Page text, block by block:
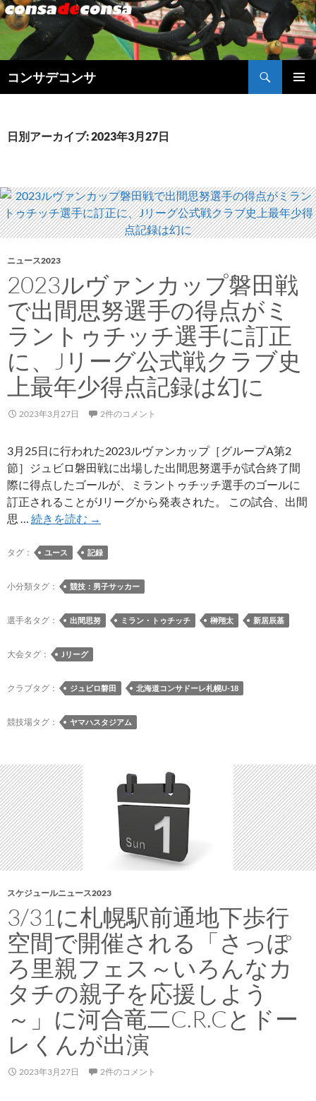
コンサデコンサ
索
ン
キ
ッ
プ
日別アーカイブ: 2023年3月27日
ニュース2023
2023ルヴァンカップ磐田戦
で出間思努選手の得点がミ
ラントゥチッチ選手に訂正
に、Jリーグ公式戦クラブ史
上最年少得点記録は幻に
2023年3月27日 2件のコメント
3月25日に行われた2023ルヴァンカップ［グループA第2
節］ジュビロ磐田戦に出場した出間思努選手が試合終了間
際に得点したゴールが、ミラントゥチッチ選手のゴールに
訂正されることがJリーグから発表された。 この試合、出間
思 … 続きを読む 2023
ヴ
ン
ッ
戦
出
ミ
ラ
ン
ト
ゥ
チ
ッ
チ
選
手
に
訂
→
タグ： ユース 記録
小分類タグ： 競技：男子サッカー
選手名タグ： 出間思努 ミラン・トゥチッチ 榊翔太 新居辰基
大会タグ： Jリーグ
クラブタグ： ジュビロ磐田 北海道コンサドーレ札幌U-18
競技場タグ： ヤマハスタジアム
スケジュールニュース2023
3/31に札幌駅前通地下歩行
空間で開催される「さっぽ
ろ里親フェス～いろんなカ
タチの親子を応援しよう
～」に河合竜二C.R.Cとドー
レくんが出演
2023年3月27日 2件のコメント